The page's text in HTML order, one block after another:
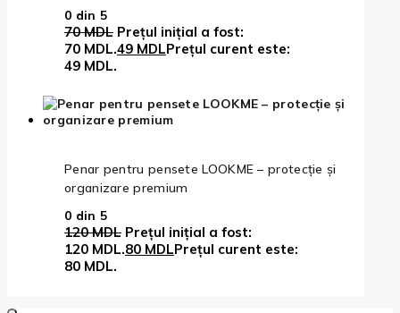
0 din 5
70MDL Prețul inițial a fost:
70 MDL.49 MDLPrețul curent este:
49 MDL.
Penar pentru pensete LOOKME – protecție și
organizare premium
0 din 5
120MDL Prețul inițial a fost:
120 MDL.80 MDLPrețul curent este:
80 MDL.